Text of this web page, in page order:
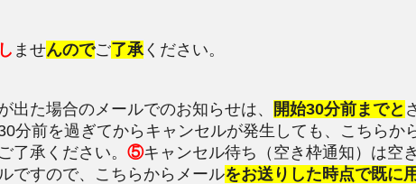
ませんのでご了承ください。
出た場合のメールでのお知らせは、 開始30分前までと
分前を過ぎてからキャンセルが発生しても、こちらか
了承ください。 ⑤キャンセル待ち（空き枠通知）は空
ですので、こちらからメールをお送りした時点で既に